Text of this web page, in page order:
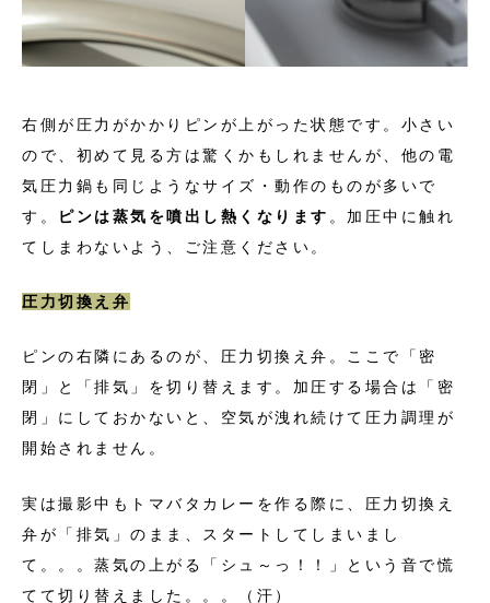
右側が圧力がかかりピンが上がった状態です。小さい
ので、初めて見る方は驚くかもしれませんが、他の電
気圧力鍋も同じようなサイズ・動作のものが多いで
す。
ピンは蒸気を噴出し熱くなります 。加圧中に触れ
てしまわないよう、ご注意ください。
圧力切換え弁
ピンの右隣にあるのが、圧力切換え弁。ここで「密
閉」と「排気」を切り替えます。加圧する場合は「密
閉」にしておかないと、空気が洩れ続けて圧力調理が
開始されません。
実は撮影中もトマバタカレーを作る際に、圧力切換え
弁が
「排気」のまま、スタートしてしまいまし
て。。。蒸気の上がる「シュ～っ！！
」という音で慌
てて切り替えました。。。（汗）